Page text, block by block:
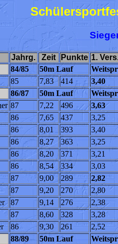
Jahrg. Zeit Punkte 1.
84/85 50m Lauf
85 7,83 414
3,40
86/87 50m Lauf
87 7,22 496
3,63
86 7,65 437
3,25
86 8,01 393
3,40
86 8,27 363
3,25
86 8,20 371
3,21
86 8,54 334
3,03
87 9,00 289
2,82
87 9,20 270
2,80
87 9,14 276
2,38
87 8,60 328
3,28
86 9,30 261
2,52
88/89 50m Lauf